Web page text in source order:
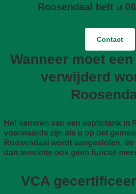
Roosendaal belt u
Contact
Wanneer moet
verwijderd
Het saneren van een septictank in
voorwaarde zijn als u op het
Roosendaal wordt aangesloten,
dan tenslotte ook geen functie
VCA